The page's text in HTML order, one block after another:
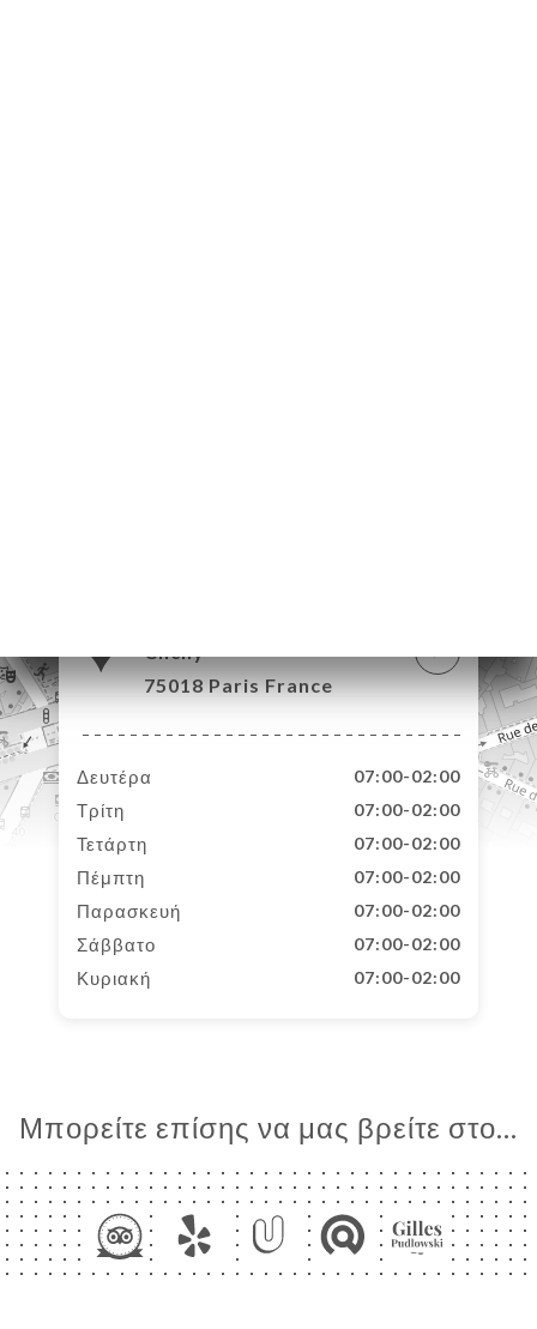
Clichy
75018 Paris France
Δευτέρα 07:00-02:00
Τρίτη 07:00-02:00
Τετάρτη 07:00-02:00
Πέμπτη 07:00-02:00
Παρασκευή 07:00-02:00
Σάββατο 07:00-02:00
Κυριακή 07:00-02:00
Μπορείτε επίσης να μας βρείτε στο...